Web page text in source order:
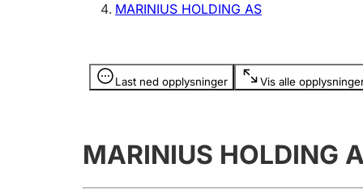
MARINIUS HOLDING AS
Last ned opplysninger Vis alle
Opplysninger er skjult
MARINIUS HOLDING